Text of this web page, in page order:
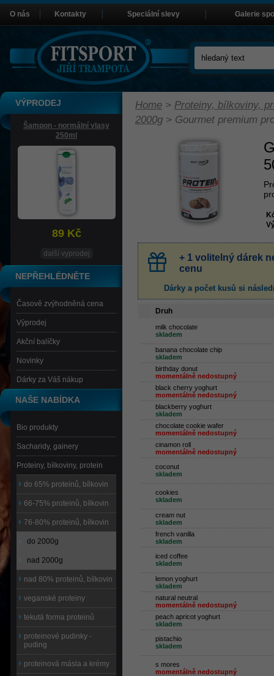
Home > Proteiny, bílkoviny,
2000g > Gourmet premium
+ 1 volitelný dárek
cenu
Dárky a počet kusů si
Druh
milk chocolate
skladem
banana chocolate chip
skladem
birthday donut
momentálně nedostupný
black cherry yoghurt
momentálně nedostupný
blackberry yoghurt
skladem
chocolate cookie wafer
momentálně nedostupný
cinamon roll
momentálně nedostupný
coconut
skladem
cookies
skladem
cream nut
skladem
french vanilla
skladem
iced coffee
skladem
lemon yoghurt
skladem
natural neutral
momentálně nedostupný
peach apricot yoghurt
skladem
pistachio
skladem
s mores
momentálně nedostupný
VÝPRODEJ
Šampon - normální vlasy
250ml
89 Kč
další vyprodej
NEPŘEHLÉDNĚTE
Časově zvýhodněná cena
Výprodej
Akční balíčky
Novinky
Dárky za Váš nákup
NAŠE NABÍDKA
Bio produkty
Sacharidy, gainery
Proteiny, bílkoviny, protein
do 65% proteinů, bílkovin
66-75% proteinů, bílkovin
76-80% proteinů, bílkovin
do 2000g
nad 2000g
nad 80% proteinů, bílkovin
veganské proteiny
tekutá forma proteinů
proteinové pudinky -
puding
proteinová másla a krémy
O nás Kontakty Speciální slevy Galerie